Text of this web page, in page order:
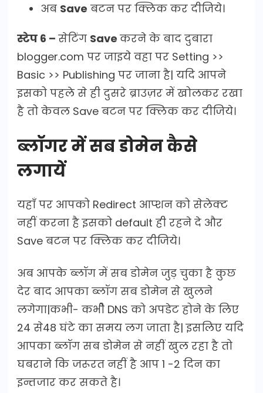
अब Save बटन पर क्लिक कर दीजिये।
स्टेप 6 – सेटिंग Save करने के बाद दुबारा
blogger.com पर जाइये वहा पर Setting >>
Basic >> Publishing पर जाना है| यदि आपने
इसको पहले से ही दुसरे ब्राउज़र में खोलकर रखा
है तो केवल Save बटन पर क्लिक कर दीजिये।
ब्लॉगर में सब डोमेन कैसे
लगायें
यहाँ पर आपको Redirect आप्शन को सेलेक्ट
नहीं करना है इसको default ही रहने दे और
Save बटन पर क्लिक कर दीजिये।
अब आपके ब्लॉग में सब डोमेन जुड़ चुका है कुछ
देर बाद आपका ब्लॉग सब डोमेन से खुलने
लगेगा|कभी- कभीे DNS को अपडेट होने के लिए
24 से48 घंटे का समय लग जाता है| इसलिए यदि
आपका ब्लॉग सब डोमेन से नहीं खुल रहा है तो
घबराने कि जरूरत नहीं है आप 1 -2 दिन का
इन्तजार कर सकते है।